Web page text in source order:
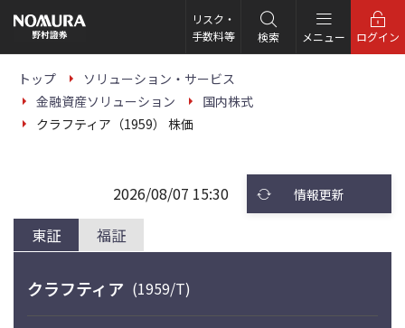
の
ー
リスク・
手数料等
検索 メニュー ログイン
トップ
ソリューション・サービス
金融資産ソリューション
国内株式
クラフティア（1959） 株価
東証 福証
2026/08/07 15:30 情報更新
クラフティア (1959/T)